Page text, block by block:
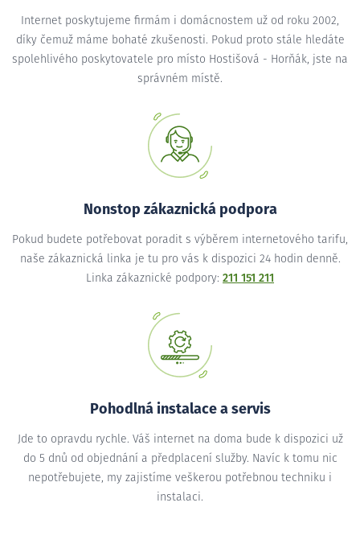
Internet poskytujeme firmám i domácnostem už od roku 2002,
díky čemuž máme bohaté zkušenosti. Pokud proto stále hledáte
spolehlivého poskytovatele pro místo Hostišová - Horňák, jste na
správném místě.
Nonstop zákaznická podpora
Pokud budete potřebovat poradit s výběrem internetového tarifu,
naše zákaznická linka je tu pro vás k dispozici 24 hodin denně.
Linka zákaznické podpory: 211 151 211
Pohodlná instalace a servis
Jde to opravdu rychle. Váš internet na doma bude k dispozici už
do 5 dnů od objednání a předplacení služby. Navíc k tomu nic
nepotřebujete, my zajistíme veškerou potřebnou techniku i
instalaci.